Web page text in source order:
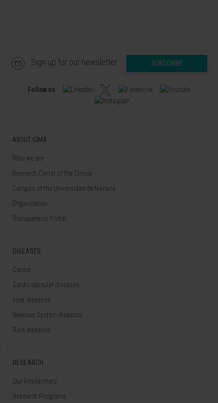
Sign up for our newsletter SUBSCRIBE
Follow us
ABOUT CIMA
Who we are
Research Center of the Clinica
Campus of the Universidad de Navarra
Organization
Transparency Portal
DISEASES
Cancer
Cardiovascular diseases
Liver diseases
Nervous System diseases
Rare diseases
RESEARCH
Our Researchers
Research Programs